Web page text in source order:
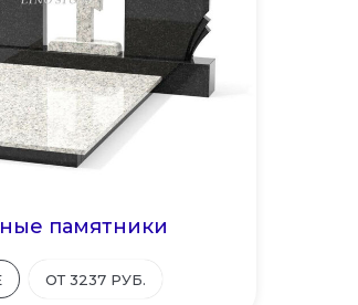
памятники
ОТ 3237 РУБ.